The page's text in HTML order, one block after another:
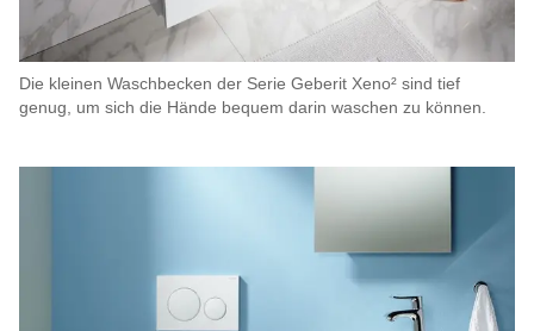
Die kleinen Waschbecken der Serie Geberit Xeno² sind tief
genug, um sich die Hände bequem darin waschen zu können.